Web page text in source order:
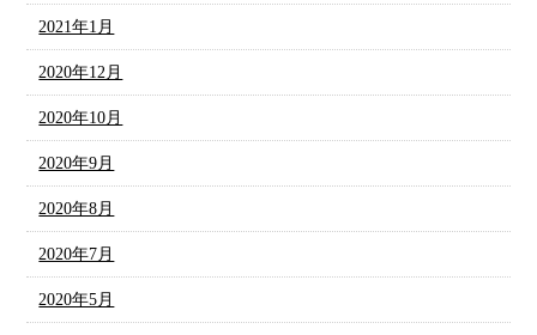
2021年1月
2020年12月
2020年10月
2020年9月
2020年8月
2020年7月
2020年5月